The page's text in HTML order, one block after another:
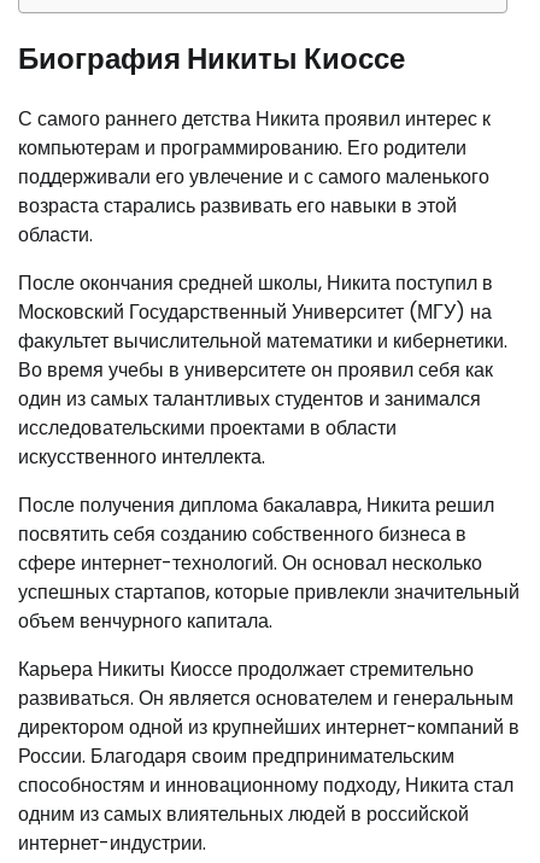
Биография Никиты Киоссе
С самого раннего детства Никита проявил интерес к
компьютерам и программированию. Его родители
поддерживали его увлечение и с самого маленького
возраста старались развивать его навыки в этой
области.
После окончания средней школы, Никита поступил в
Московский Государственный Университет (МГУ) на
факультет вычислительной математики и кибернетики.
Во время учебы в университете он проявил себя как
один из самых талантливых студентов и занимался
исследовательскими проектами в области
искусственного интеллекта.
После получения диплома бакалавра, Никита решил
посвятить себя созданию собственного бизнеса в
сфере интернет-технологий. Он основал несколько
успешных стартапов, которые привлекли значительный
объем венчурного капитала.
Карьера Никиты Киоссе продолжает стремительно
развиваться. Он является основателем и генеральным
директором одной из крупнейших интернет-компаний в
России. Благодаря своим предпринимательским
способностям и инновационному подходу, Никита стал
одним из самых влиятельных людей в российской
интернет-индустрии.